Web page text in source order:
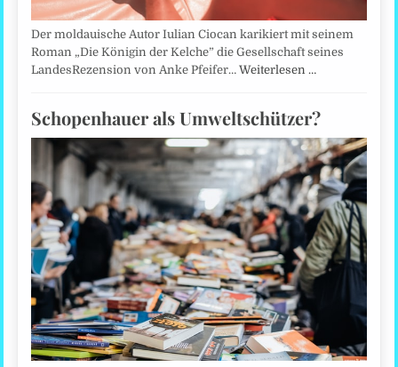
Der moldauische Autor Iulian Ciocan karikiert mit seinem
Roman „Die Königin der Kelche” die Gesellschaft seines
LandesRezension von Anke Pfeifer…Weiterlesen …
Schopenhauer als Umweltschützer?